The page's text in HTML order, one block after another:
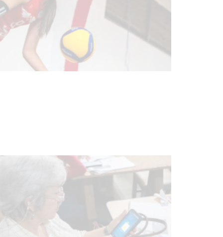
03-08-2026
UTE hizo llamado laboral para
personas en situación de
discapacidad
NOTICIAS